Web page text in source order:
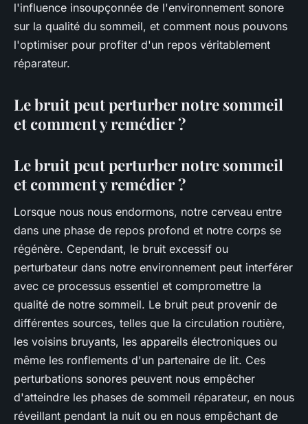
l'influence insoupçonnée de l'environnement sonore
sur la qualité du sommeil, et comment nous pouvons
l'optimiser pour profiter d'un repos véritablement
réparateur.
Le bruit peut perturber notre sommeil
et comment y remédier ?
Le bruit peut perturber notre sommeil
et comment y remédier ?
Lorsque nous nous endormons, notre cerveau entre
dans une phase de repos profond et notre corps se
régénère. Cependant, le bruit excessif ou
perturbateur dans notre environnement peut interférer
avec ce processus essentiel et compromettre la
qualité de notre sommeil. Le bruit peut provenir de
différentes sources, telles que la circulation routière,
les voisins bruyants, les appareils électroniques ou
même les ronflements d'un partenaire de lit. Ces
perturbations sonores peuvent nous empêcher
d'atteindre les phases de sommeil réparateur, en nous
réveillant pendant la nuit ou en nous empêchant de